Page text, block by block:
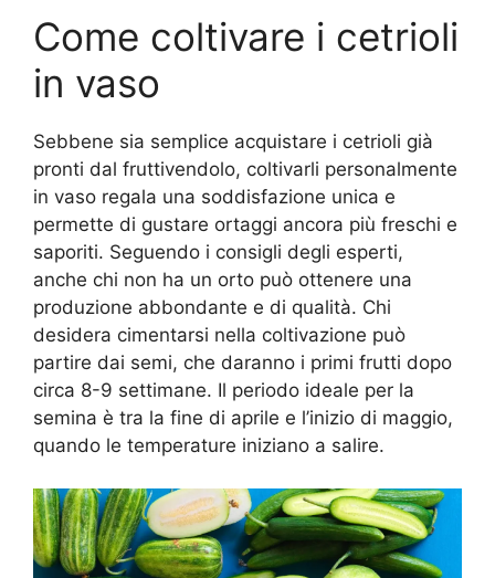
Come coltivare i cetrioli
in vaso
Sebbene sia semplice acquistare i cetrioli già
pronti dal fruttivendolo, coltivarli personalmente
in vaso regala una soddisfazione unica e
permette di gustare ortaggi ancora più freschi e
saporiti. Seguendo i consigli degli esperti,
anche chi non ha un orto può ottenere una
produzione abbondante e di qualità. Chi
desidera cimentarsi nella coltivazione può
partire dai semi, che daranno i primi frutti dopo
circa 8-9 settimane. Il periodo ideale per la
semina è tra la fine di aprile e l’inizio di maggio,
quando le temperature iniziano a salire.